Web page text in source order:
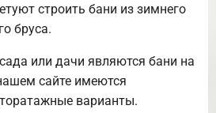
строить бани из зимнего
бруса.
или дачи являются бани на
сайте имеются
варианты.